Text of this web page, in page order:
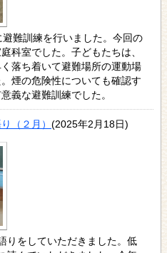
難訓練を行いました。今回の
科室でした。子どもたちは、
落ち着いて避難場所の運動場
煙の危険性についても確認す
義な避難訓練でした。
（２月） (2025年2月18日)
りをしていただきました。低